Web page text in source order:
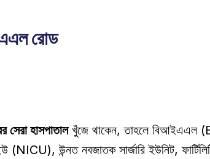
রোড
সেরা হাসপাতাল খুঁজে থাকেন, তাহলে বিআইএএল
উন্নত নবজাতক সার্জারি ইউনিট, ফার্টিলিটি